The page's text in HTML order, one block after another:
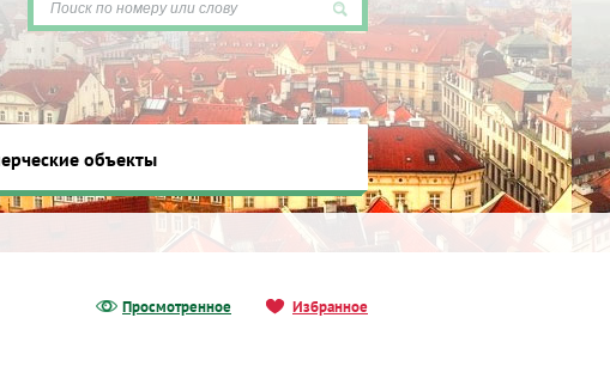
объекты
объекты
Просмотренное Избранное